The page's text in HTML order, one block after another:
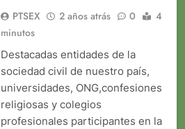
PTSEX 2 años atrás 0
4
minutos
Destacadas entidades de la
sociedad civil de nuestro país,
universidades, ONG,confesiones
religiosas y colegios
profesionales participantes en la